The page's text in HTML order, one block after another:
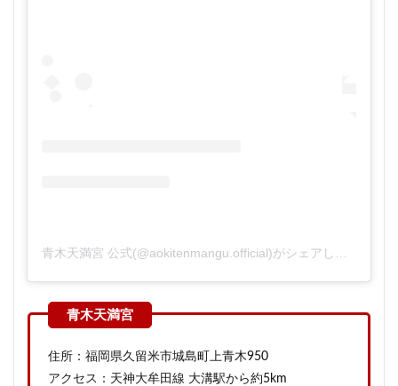
住所：福岡県久留米市城島町上青木950
アクセス：天神大牟田線 大溝駅から約5km